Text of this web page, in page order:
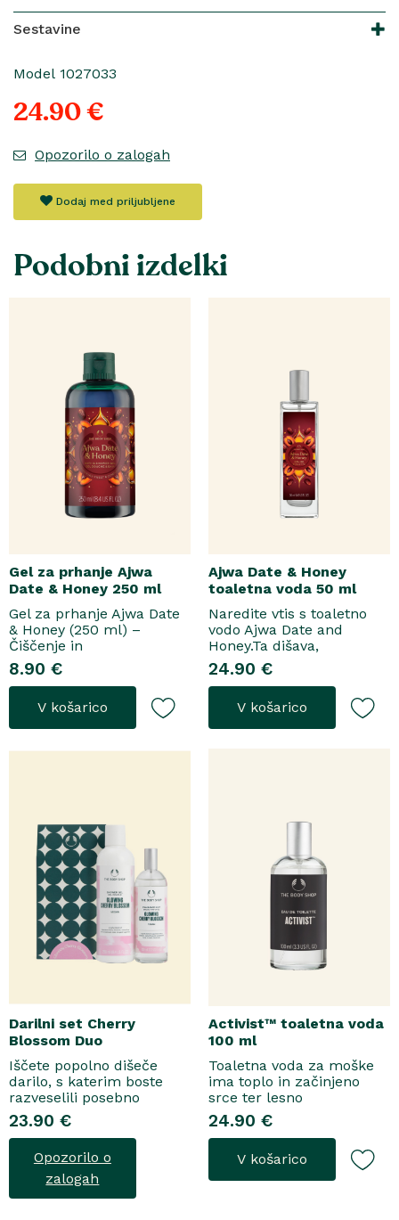
Sestavine
Model 1027033
24.90 €
Opozorilo o zalogah
Dodaj med priljubljene
Podobni izdelki
Gel za prhanje Ajwa
Date & Honey 250 ml
Gel za prhanje Ajwa Date
& Honey (250 ml) –
Čiščenje in
pomladitevSpremenite
svoje vsakodnevno
prhanje v razkošen
orientalski ritual z gelom
za prhanje Ajwa Date &
8.90 €
V košarico
Ajwa Date & Honey
toaletna voda 50 ml
Naredite vtis s toaletno
vodo Ajwa Date and
Honey.Ta dišava,
zasnovana tako za
razkošne priložnosti kot
za vsakodnevno nošenje,
se odpre z notami suhega
grozdja, labana in frezije,
24.90 €
V košarico
Darilni set Cherry
Blossom Duo
Iščete popolno dišeče
darilo, s katerim boste
razveselili posebno
osebo? Spoznajte naš
darilni set Cherry Blossom
Duo, popolno harmonijo
nežne nege in razkošnega
vonja, ki poskrbi za dobro
počutje vsak dan. Ta
23.90 €
Opozorilo o
zalogah
Activist™ toaletna voda
100 ml
Toaletna voda za moške
ima toplo in začinjeno
srce ter lesno
osnovo.Topel, začinjen
vonjToaletna voda..
24.90 €
V košarico